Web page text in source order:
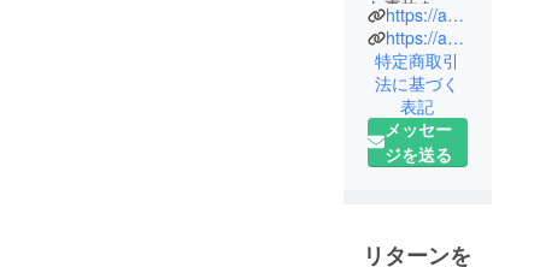
な事故を減
らすため
に、初心
者・ペー
パー・外国
人に対して
ドライバー
す。
https://asahisoken.jp/
https://asahisoken.jp/paper-driving-school-3/
特定商取引
法に基づく
表記
メッセー
ジを送る
リターンを